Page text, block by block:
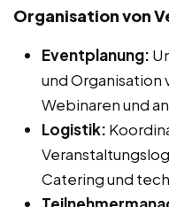
Organisation von
Eventplanung:
und Organisation
Webinaren und
Logistik:
Catering und